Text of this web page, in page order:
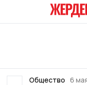
Общество 6